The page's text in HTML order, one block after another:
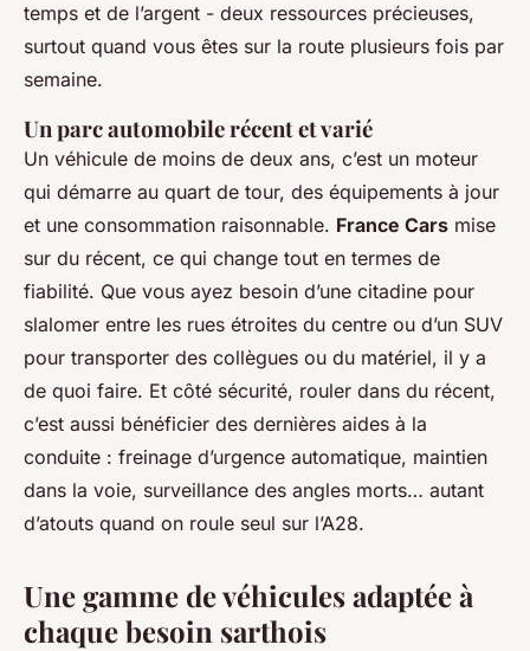
temps et de l’argent - deux ressources précieuses,
surtout quand vous êtes sur la route plusieurs fois par
semaine.
Un parc automobile récent et varié
Un véhicule de moins de deux ans, c’est un moteur
qui démarre au quart de tour, des équipements à jour
et une consommation raisonnable. France Cars mise
sur du récent, ce qui change tout en termes de
fiabilité. Que vous ayez besoin d’une citadine pour
slalomer entre les rues étroites du centre ou d’un SUV
pour transporter des collègues ou du matériel, il y a
de quoi faire. Et côté sécurité, rouler dans du récent,
c’est aussi bénéficier des dernières aides à la
conduite : freinage d’urgence automatique, maintien
dans la voie, surveillance des angles morts… autant
d’atouts quand on roule seul sur l’A28.
Une gamme de véhicules adaptée à
chaque besoin sarthois